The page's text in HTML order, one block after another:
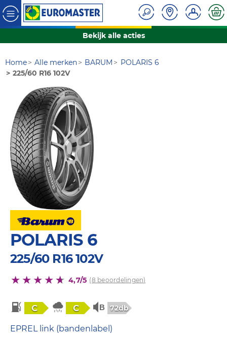
Bekijk alle acties
Home Alle merken BARUM
POLARIS 6
225/60 R16 102V
POLARIS 6
225/60 R16 102V
4,7/5 (8 beoordelingen)
C C 72db
EPREL link (bandenlabel)